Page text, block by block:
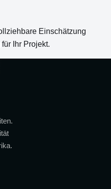
Einschätzung
Ihr Projekt.